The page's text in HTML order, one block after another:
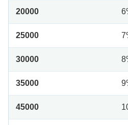
20000
25000
30000
35000
45000